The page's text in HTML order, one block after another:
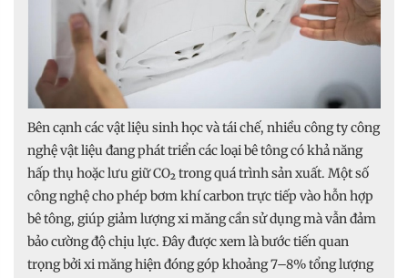
Bên cạnh các vật liệu sinh học và tái chế, nhiều công ty công
nghệ vật liệu đang phát triển các loại bê tông có khả năng
hấp thụ hoặc lưu giữ CO₂ trong quá trình sản xuất. Một số
công nghệ cho phép bơm khí carbon trực tiếp vào hỗn hợp
bê tông, giúp giảm lượng xi măng cần sử dụng mà vẫn đảm
bảo cường độ chịu lực. Đây được xem là bước tiến quan
trọng bởi xi măng hiện đóng góp khoảng 7–8% tổng lượng